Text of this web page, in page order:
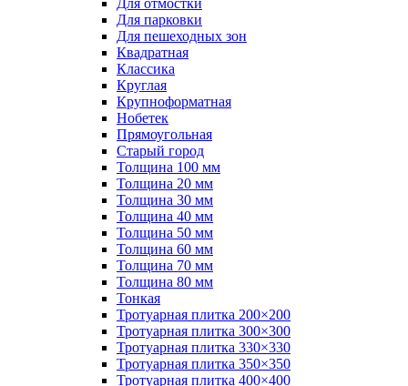
Для отмостки
Для парковки
Для пешеходных зон
Квадратная
Классика
Круглая
Крупноформатная
Нобетек
Прямоугольная
Старый город
Толщина 100 мм
Толщина 20 мм
Толщина 30 мм
Толщина 40 мм
Толщина 50 мм
Толщина 60 мм
Толщина 70 мм
Толщина 80 мм
Тонкая
Тротуарная плитка 200×200
Тротуарная плитка 300×300
Тротуарная плитка 330×330
Тротуарная плитка 350×350
Тротуарная плитка 400×400